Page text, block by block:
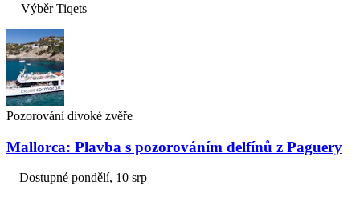
Výběr Tiqets
Pozorování divoké zvěře
Mallorca: Plavba s pozorováním delfínů z Paguery
Dostupné pondělí, 10 srp